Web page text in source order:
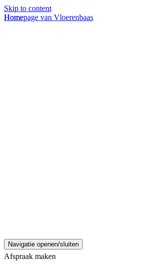
Skip to content
Homepage van Vloerenbaas
Navigatie openen/sluiten
Afspraak maken
Home